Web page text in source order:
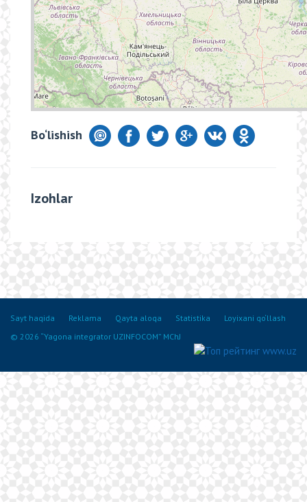
Bo‘lishish
Izohlar
Sayt haqida Reklama Qayta aloqa Statistika
Loyixani qo‘llash
© 2026 “Yagona integrator UZINFOCOM” MChJ